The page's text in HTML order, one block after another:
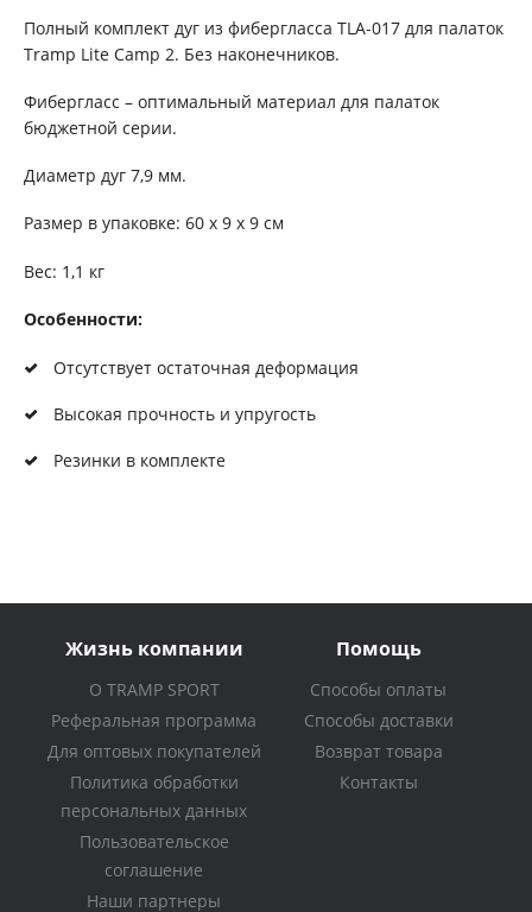
Полный комплект дуг из фибергласса TLA-017 для палаток
Tramp Lite Camp 2. Без наконечников.
Фибергласс – оптимальный материал для палаток
бюджетной серии.
Диаметр дуг 7,9 мм.
Размер в упаковке: 60 х 9 х 9 см
Вес: 1,1 кг
Особенности:
Отсутствует остаточная деформация
Высокая прочность и упругость
Резинки в комплекте
Жизнь компании
О TRAMP SPORT
Реферальная программа
Для оптовых покупателей
Политика обработки
персональных данных
Пользовательское
соглашение
Наши партнеры
Помощь
Способы оплаты
Способы доставки
Возврат товара
Контакты